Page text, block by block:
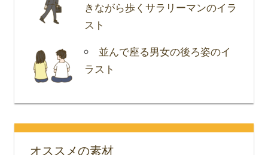
きながら歩くサラリーマンのイラ
スト
並んで座る男女の後ろ姿のイ
ラスト
オススメの素材